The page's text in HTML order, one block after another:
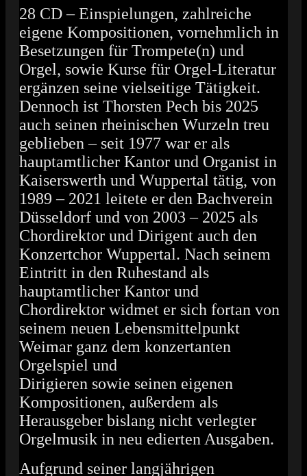
28 CD – Einspielungen, zahlreiche
eigene Kompositionen, vornehmlich in
Besetzungen für Trompete(n) und
Orgel, sowie Kurse für Orgel-Literatur
ergänzen seine vielseitige Tätigkeit.
Dennoch ist Thorsten Pech bis 2025
auch seinen rheinischen Wurzeln treu
geblieben – seit 1977 war er als
hauptamtlicher Kantor und Organist in
Kaiserswerth und Wuppertal tätig, von
1989 – 2021 leitete er den Bachverein
Düsseldorf und von 2003 – 2025 als
Chordirektor und Dirigent auch den
Konzertchor Wuppertal. Nach seinem
Eintritt in den Ruhestand als
hauptamtlicher Kantor und
Chordirektor widmet er sich fortan von
seinem neuen Lebensmittelpunkt
Weimar ganz dem konzertanten
Orgelspiel und
Dirigieren sowie seinen eigenen
Kompositionen, außerdem als
Herausgeber bislang nicht verlegter
Orgelmusik in neu edierten Ausgaben.
Aufgrund seiner langjährigen